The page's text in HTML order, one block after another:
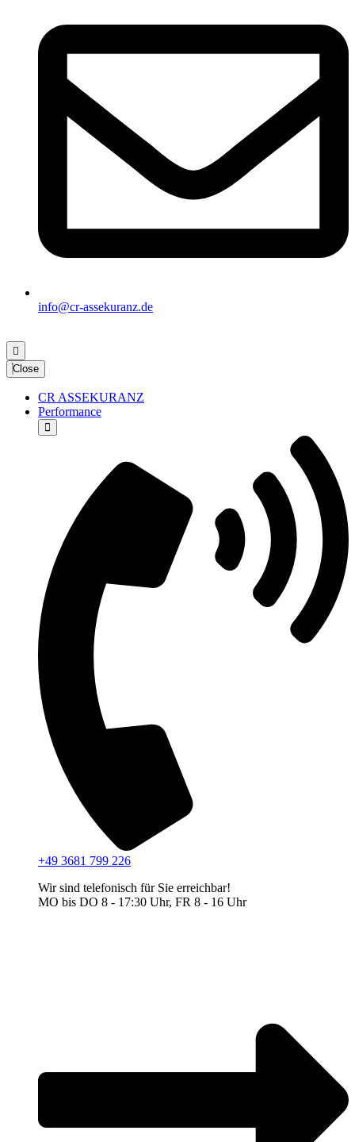
info@cr-assekuranz.de
Close
CR ASSEKURANZ
Performance
+49 3681 799 226
Wir sind telefonisch für Sie erreichbar!
MO bis DO 8 - 17:30 Uhr, FR 8 - 16 Uhr